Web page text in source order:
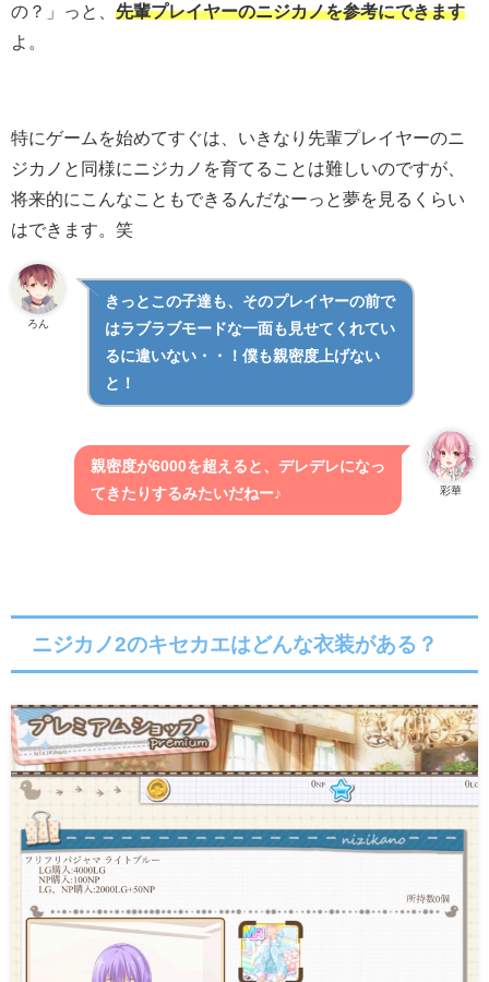
の？」っと、 先輩プレイヤーのニジカノを参考にできます
よ。
特にゲームを始めてすぐは、いきなり先輩プレイヤーのニ
ジカノと同様にニジカノを育てることは難しいのですが、
将来的にこんなこともできるんだなーっと夢を見るくらい
はできます。笑
ろん
きっとこの子達も、そのプレイヤーの前で
はラブラブモードな一面も見せてくれてい
るに違いない・・！僕も親密度上げない
と！
彩華
親密度が6000を超えると、デレデレになっ
てきたりするみたいだねー♪
ニジカノ2のキセカエはどんな衣装がある？